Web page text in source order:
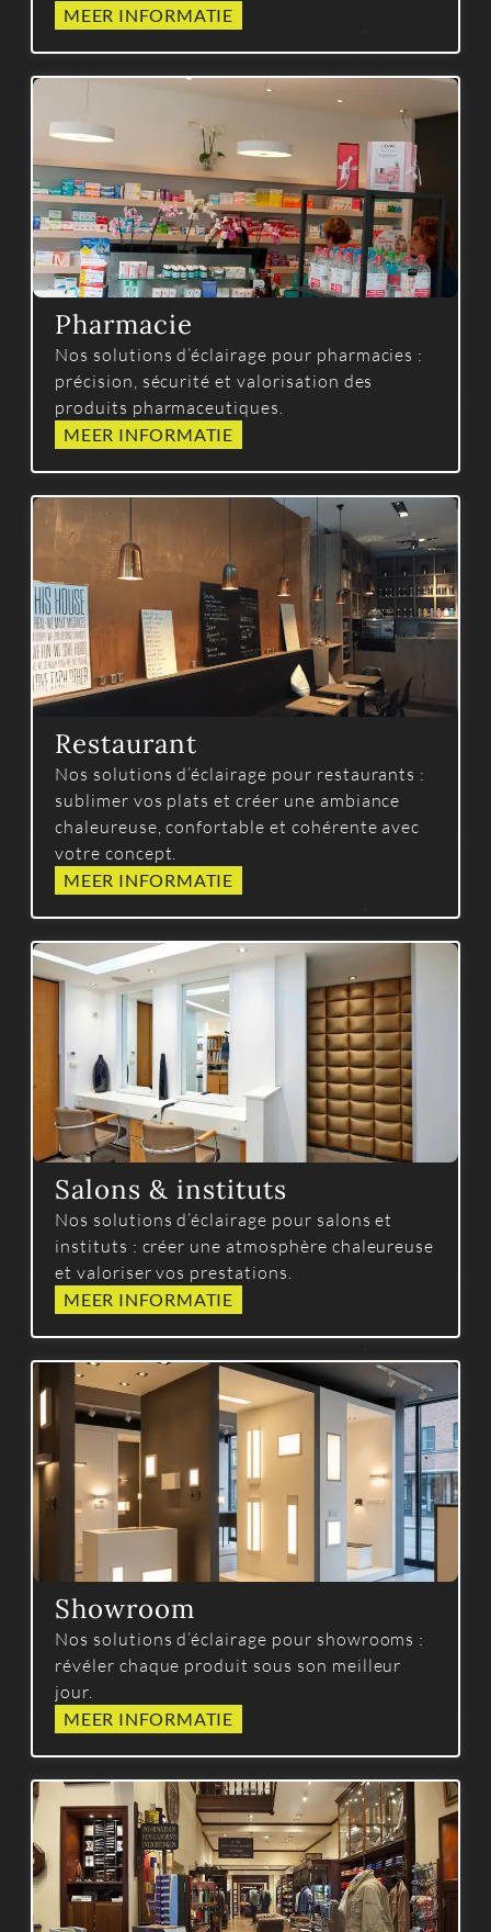
MEER INFORMATIE
Pharmacie
Nos solutions d’éclairage pour pharmacies :
précision, sécurité et valorisation des
produits pharmaceutiques.
MEER INFORMATIE
Restaurant
Nos solutions d’éclairage pour restaurants :
sublimer vos plats et créer une ambiance
chaleureuse, confortable et cohérente avec
votre concept.
MEER INFORMATIE
Salons & instituts
Nos solutions d’éclairage pour salons et
instituts : créer une atmosphère chaleureuse
et valoriser vos prestations.
MEER INFORMATIE
Showroom
Nos solutions d’éclairage pour showrooms :
révéler chaque produit sous son meilleur
jour.
MEER INFORMATIE